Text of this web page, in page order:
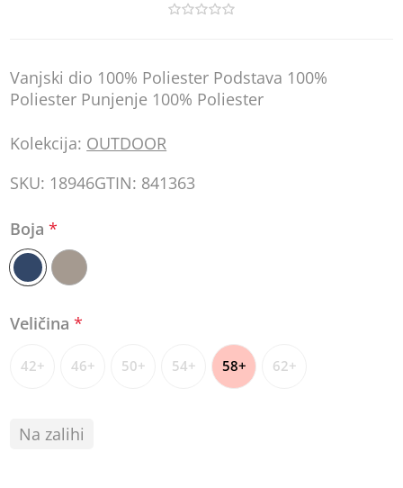
Vanjski dio 100% Poliester Podstava 100%
Poliester Punjenje 100% Poliester
Kolekcija: OUTDOOR
SKU: 18946GTIN: 841363
Boja*
Veličina*
42+ 46+ 50+ 54+ 58+ 62+
Na zalihi